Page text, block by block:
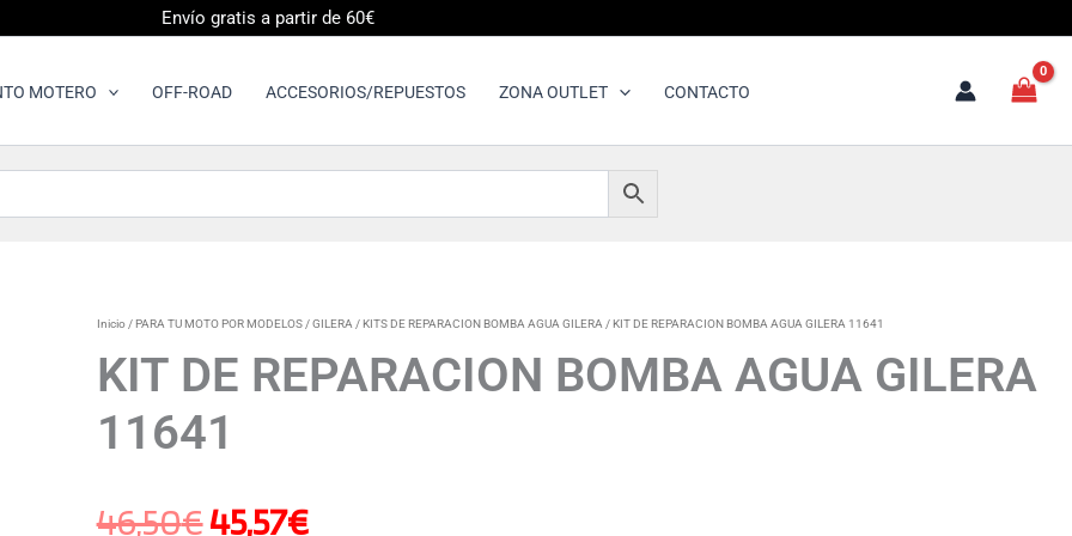
Envío gratis a partir de 60€
MOTERO OFF-ROAD ACCESORIOS/REPUESTOS ZONA OUTLET CONTACTO
Inicio/PARA TU MOTO POR MODELOS/GILERA /KITS DE REPARACION BOMBA AGUA GILERA / KIT DE REPARACION BOMBA AGUA GILERA 11641
KIT DE REPARACION BOMBA AGUA GILERA
11641
46,50€
El
precio
45,57€
El
KIT
REPARACION
BOMBA
AGUA